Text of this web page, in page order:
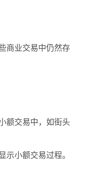
商业交易中仍然存
额交易中，如街头
小额交易过程。